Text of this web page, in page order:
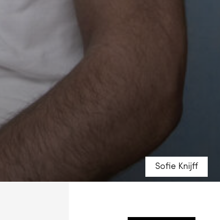
Sofie Knijff